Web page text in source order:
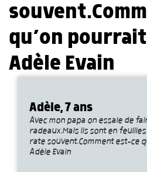
qu’on
Adèle Evain
Adèle, 7 ans
Avec mon papa on essaie de
radeaux.Mais ils sont en
rate souvent.Comment est-ce
Adèle Evain